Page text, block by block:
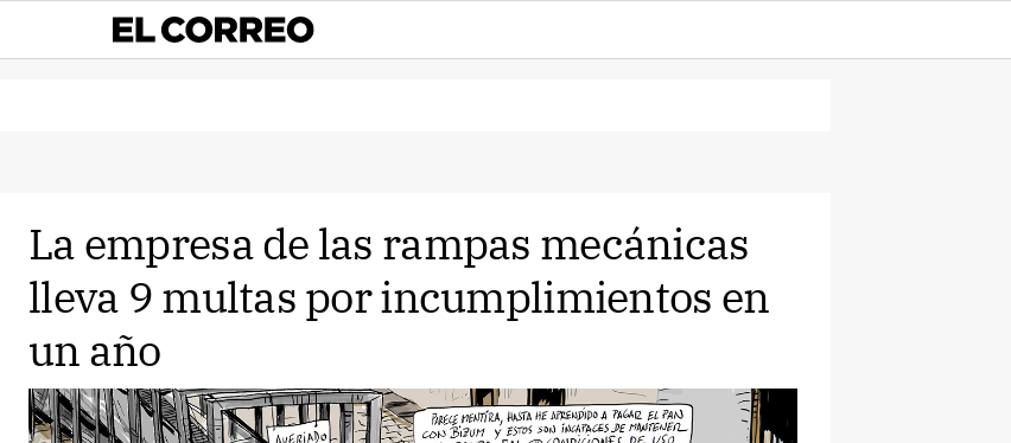
La empresa de las rampas mecánicas
lleva 9 multas por incumplimientos en
un año